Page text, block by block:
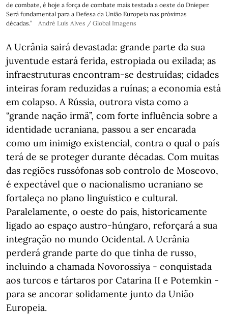
de combate, é hoje a força de combate mais testada a oeste do Dnieper.
Será fundamental para a Defesa da União Europeia nas próximas
décadas.”
André Luís Alves / Global Imagens
A Ucrânia sairá devastada: grande parte da sua
juventude estará ferida, estropiada ou exilada; as
infraestruturas encontram-se destruídas; cidades
inteiras foram reduzidas a ruínas; a economia está
em colapso. A Rússia, outrora vista como a
“grande nação irmã”, com forte influência sobre a
identidade ucraniana, passou a ser encarada
como um inimigo existencial, contra o qual o país
terá de se proteger durante décadas. Com muitas
das regiões russófonas sob controlo de Moscovo,
é expectável que o nacionalismo ucraniano se
fortaleça no plano linguístico e cultural.
Paralelamente, o oeste do país, historicamente
ligado ao espaço austro-húngaro, reforçará a sua
integração no mundo Ocidental. A Ucrânia
perderá grande parte do que tinha de russo,
incluindo a chamada Novorossiya - conquistada
aos turcos e tártaros por Catarina II e Potemkin -
para se ancorar solidamente junto da União
Europeia.